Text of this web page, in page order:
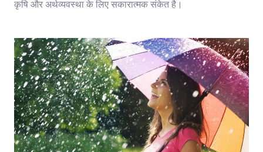
कृषि और अर्थव्यवस्था के लिए सकारात्मक संकेत है।